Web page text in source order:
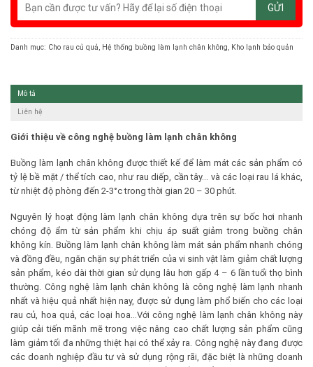
Danh mục: Cho rau củ quả, Hệ thống buồng làm lạnh chân không, Kho lạnh bảo quản
Mô tả
Liên hệ
Giới thiệu về công nghệ buồng làm lạnh chân không
Buồng làm lạnh chân không được thiết kế để làm mát các sản phẩm có
tỷ lệ bề mặt / thể tích cao, như rau diếp, cần tây… và các loại rau lá khác,
từ nhiệt độ phòng đến 2-3°c trong thời gian 20 – 30 phút.
Nguyên lý hoạt động làm lạnh chân không dựa trên sự bốc hơi nhanh
chóng độ ẩm từ sản phẩm khi chịu áp suất giảm trong buồng chân
không kín. Buồng làm lạnh chân không làm mát sản phẩm nhanh chóng
và đồng đều, ngăn chặn sự phát triển của vi sinh vật làm giảm chất lượng
sản phẩm, kéo dài thời gian sử dụng lâu hơn gấp 4 – 6 lần tuổi thọ bình
thường. Công nghệ làm lạnh chân không là công nghệ làm lạnh nhanh
nhất và hiệu quả nhất hiện nay, được sử dụng làm phổ biến cho các loại
rau củ, hoa quả, các loại hoa…Với công nghệ làm lạnh chân không này
giúp cải tiến mãnh mẽ trong việc nâng cao chất lượng sản phẩm cũng
làm giảm tối đa những thiệt hại có thể xảy ra. Công nghệ này đang được
các doanh nghiệp đầu tư và sử dụng rộng rãi, đặc biệt là những doanh